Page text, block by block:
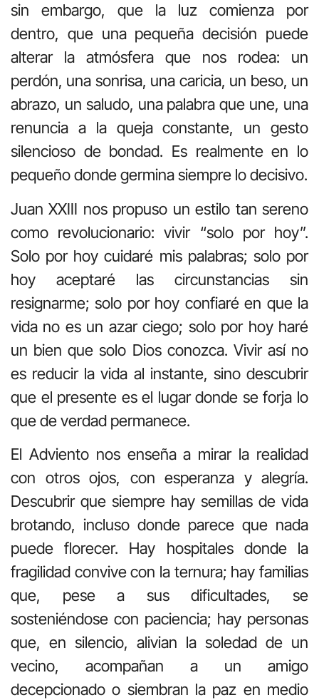
sin embargo, que la luz comienza por
dentro, que una pequeña decisión puede
alterar la atmósfera que nos rodea: un
perdón, una sonrisa, una caricia, un beso, un
abrazo, un saludo, una palabra que une, una
renuncia a la queja constante, un gesto
silencioso de bondad. Es realmente en lo
pequeño donde germina siempre lo decisivo.
Juan XXIII nos propuso un estilo tan sereno
como revolucionario: vivir “solo por hoy”.
Solo por hoy cuidaré mis palabras; solo por
hoy aceptaré las circunstancias sin
resignarme; solo por hoy confiaré en que la
vida no es un azar ciego; solo por hoy haré
un bien que solo Dios conozca. Vivir así no
es reducir la vida al instante, sino descubrir
que el presente es el lugar donde se forja lo
que de verdad permanece.
El Adviento nos enseña a mirar la realidad
con otros ojos, con esperanza y alegría.
Descubrir que siempre hay semillas de vida
brotando, incluso donde parece que nada
puede florecer. Hay hospitales donde la
fragilidad convive con la ternura; hay familias
que, pese a sus dificultades, se
sosteniéndose con paciencia; hay personas
que, en silencio, alivian la soledad de un
vecino, acompañan a un amigo
decepcionado o siembran la paz en medio